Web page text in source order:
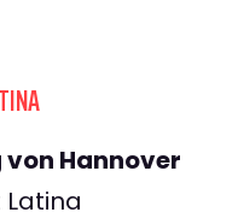
von Hannover
Latina